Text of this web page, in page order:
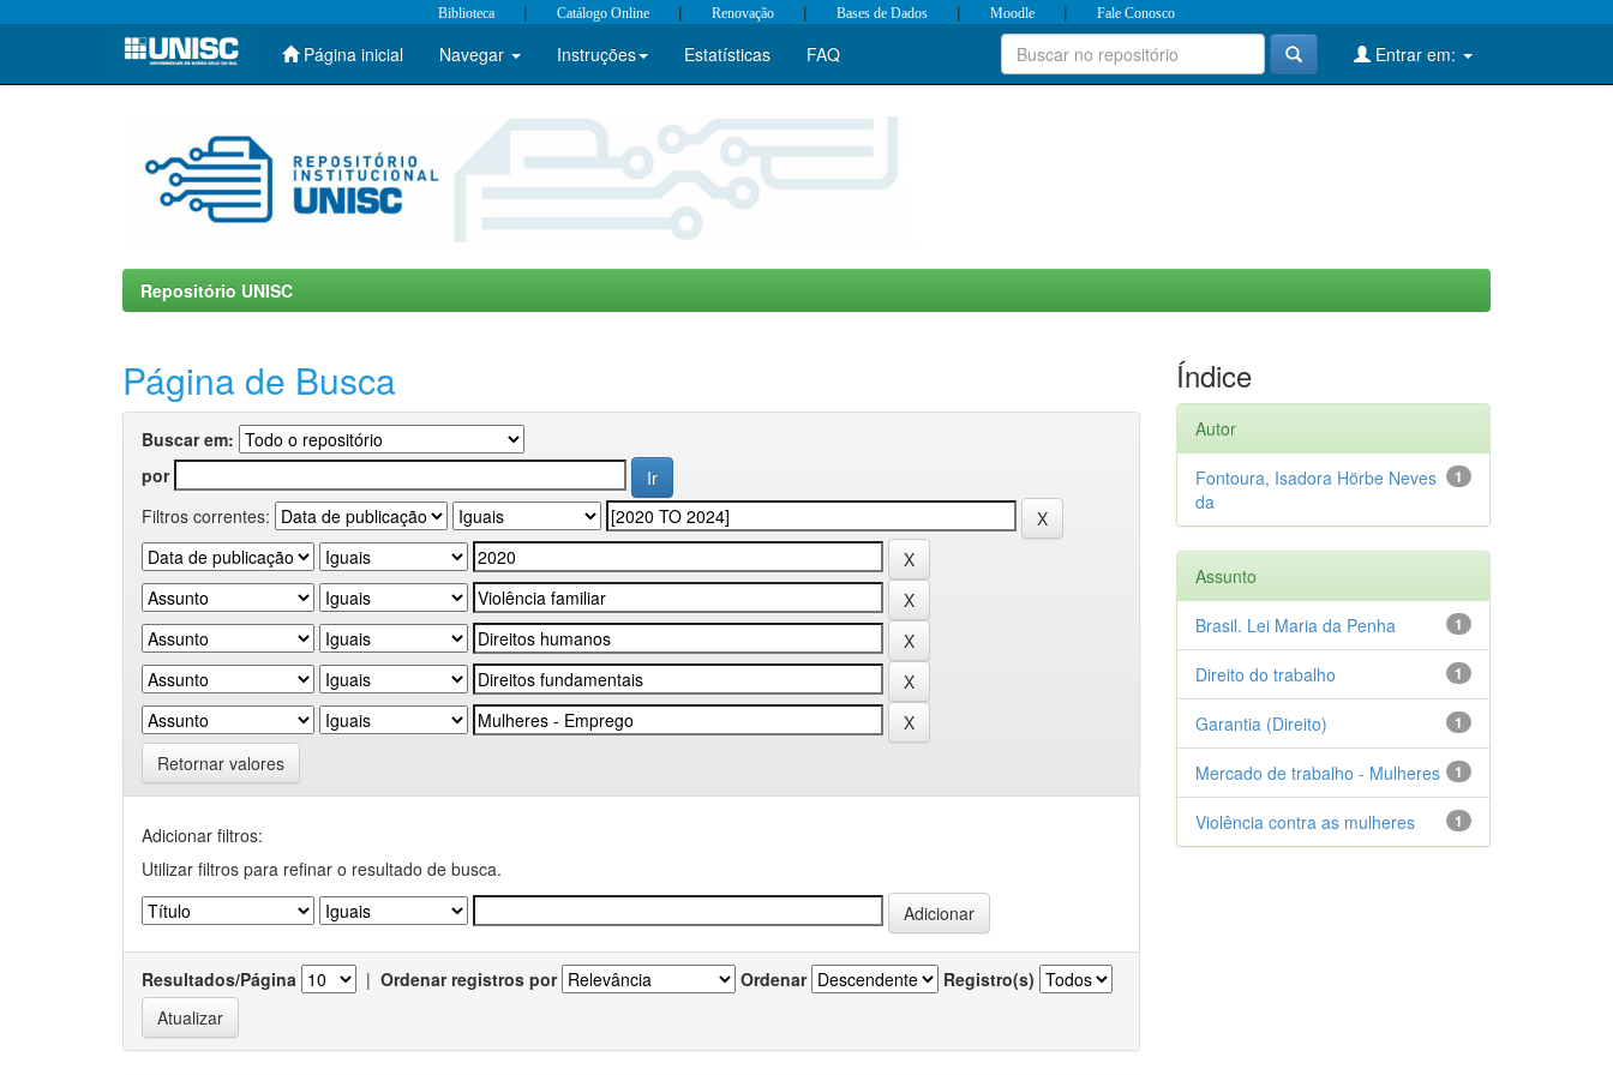
Skip
Biblioteca | Catálogo Online | Renovação | Bases de Dados | Moodle | Fale Conosco
Página inicial Navegar Instruções Estatísticas FAQ Entrar em:
Repositório UNISC
Página de Busca
Buscar em:
por
Filtros correntes:
Retornar valores
Adicionar filtros:
Utilizar filtros para refinar o resultado de busca.
Resultados/Página | Ordenar registros por Ordenar Registro(s)
Índice
Autor
1
Fontoura, Isadora Hörbe Neves
da
Assunto
1
Brasil. Lei Maria da Penha
1
Direito do trabalho
1
Garantia (Direito)
1
Mercado de trabalho - Mulheres
1
Violência contra as mulheres